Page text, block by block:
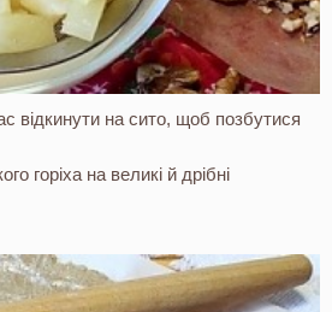
відкинути на сито, щоб позбутися
горіха на великі й дрібні